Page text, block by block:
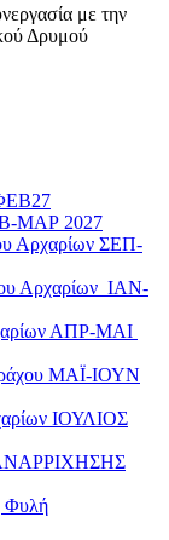
με την
Δρυμού
ΜΑΡ 2027
Αρχαρίων ΣΕΠ-
Αρχαρίων ΙΑΝ-
ΑΠΡ-ΜΑΙ
ΜΑΪ-ΙΟΥΝ
ΙΟΥΛΙΟΣ
Φυλή